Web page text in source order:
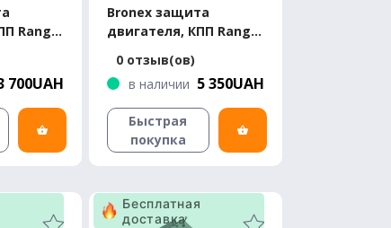
Range
700UAH
Bronex защита
двигателя, КПП Range
Premium
0 отзыв(ов)
в наличии 5 350UAH
Быстрая
покупка
Бесплатная
доставка